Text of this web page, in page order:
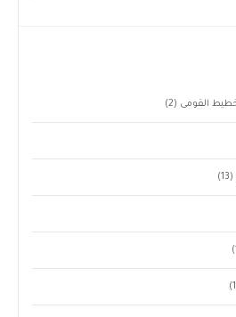
(2)
(13)